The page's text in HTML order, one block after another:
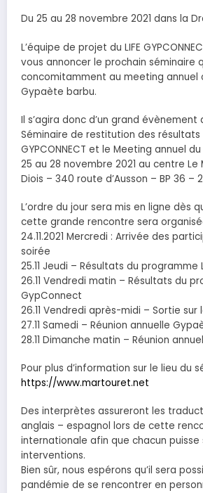
Du 25 au 28 novembre 2021 dans la
L’équipe de projet du LIFE
vous annoncer le prochain séminaire
concomitamment au meeting annuel
Gypaète barbu.
Il s’agira donc d’un grand
Séminaire de restitution des résultats
GYPCONNECT et le Meeting annuel
25 au 28 novembre 2021 au centre
Diois – 340 route d’Ausson – BP 36 –
L’ordre du jour sera mis en ligne dès
cette grande rencontre sera
24.11.2021 Mercredi : Arrivée des
soirée
25.11 Jeudi – Résultats du programme
26.11 Vendredi matin – Résultats du
GypConnect
26.11 Vendredi après-midi – Sortie sur
27.11 Samedi – Réunion annuelle
28.11 Dimanche matin – Réunion
Pour plus d’information sur le lieu du
https://www.martouret.net
Des interprètes assureront les
anglais – espagnol lors de cette
internationale afin que chacun
interventions.
Bien sûr, nous espérons qu’il sera
pandémie de se rencontrer en